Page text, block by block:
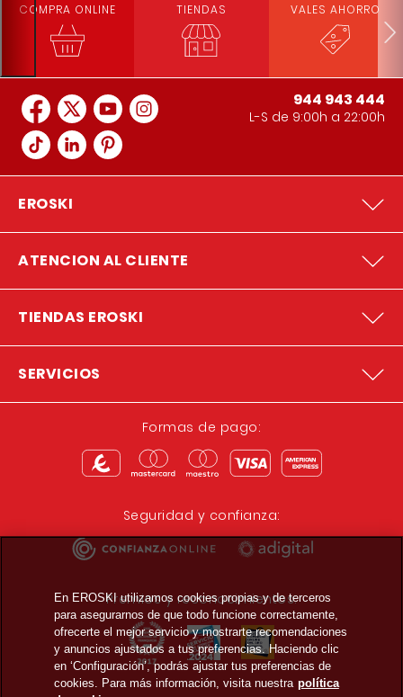
COMPRA ONLINE TIENDAS VALES AHORRO
944 943 444
L-S de 9:00h a 22:00h
EROSKI
ATENCION AL CLIENTE
TIENDAS EROSKI
SERVICIOS
Formas de pago:
Seguridad y confianza:
Premios y reconocimientos:
En EROSKI utilizamos cookies propias y de terceros
para asegurarnos de que todo funcione correctamente,
ofrecerte el mejor servicio y mostrarte recomendaciones
y anuncios ajustados a tus preferencias. Haciendo clic
en ‘Configuración’, podrás ajustar tus preferencias de
cookies. Para más información, visita nuestra política